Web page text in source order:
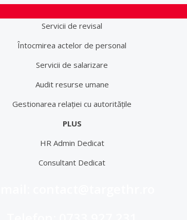
Servicii de revisal
Întocmirea actelor de personal
Servicii de salarizare
Audit resurse umane
Gestionarea relației cu autoritățile
PLUS
HR Admin Dedicat
Consultant Dedicat